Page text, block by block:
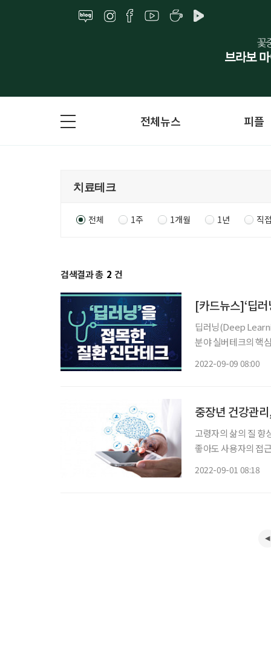
전체뉴스 피플
전체 1주 1개월 1년 직
검색결과 총 2 건
[카드뉴스]‘딥
딥러닝(Deep
분야 실버테크의 핵심 기술로 주목받는다. 신
2022-09-09 08:00
중장년 건강관
고령자의 삶의 질
좋아도 사용자의 접
2022-09-01 08:18